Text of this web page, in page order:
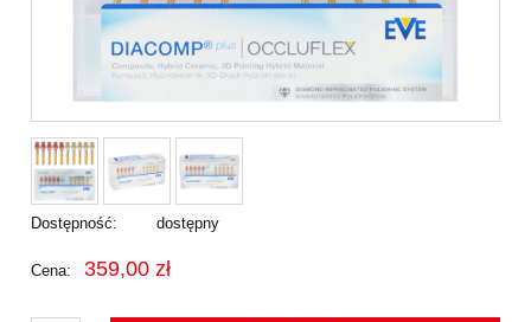
Dostępność: dostępny
Cena: 359,00 zł